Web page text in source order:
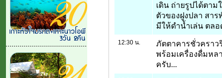
เดิน ถ่ายรูปได้ตาม
ตัวของฝูงปลา สา
มีให้ดำน้ำเล่น ตล
12:30 น.
ภัตตาคารชั่วคราว
พร้อมเครื่องดื่มหล
ครับ...